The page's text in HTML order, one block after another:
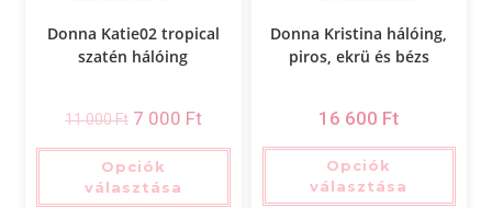
Donna Katie02 tropical
szatén hálóing
11 000Ft 7 000 Ft
Opciók
választása
Donna Kristina hálóing,
piros, ekrü és bézs
16 600 Ft
Opciók
választása